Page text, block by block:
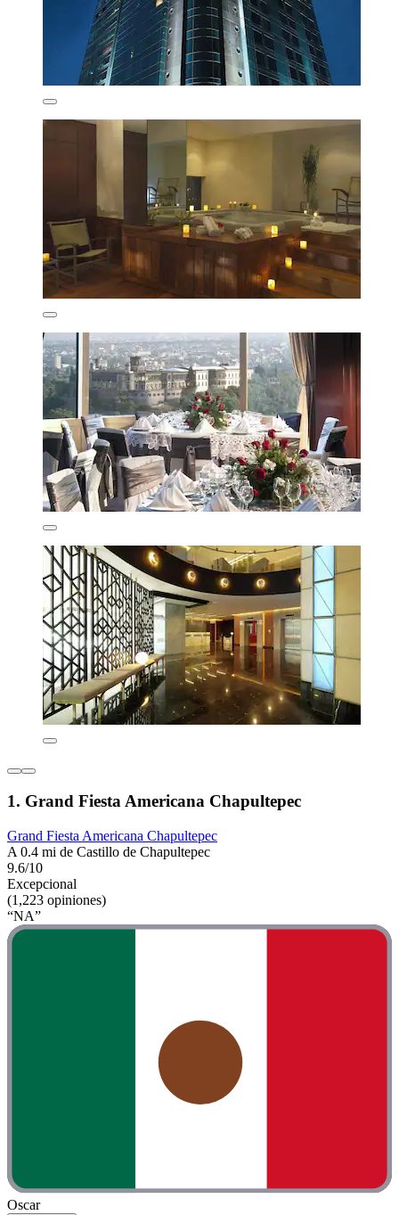
1. Grand Fiesta Americana Chapultepec
Grand Fiesta Americana Chapultepec
A 0.4 mi de Castillo de Chapultepec
9.6/10
Excepcional
(1,223 opiniones)
“NA”
Oscar